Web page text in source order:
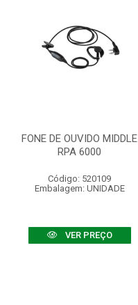
FONE DE OUVIDO MIDDLE
RPA 6000
Código: 520109
Embalagem: UNIDADE
VER PREÇO